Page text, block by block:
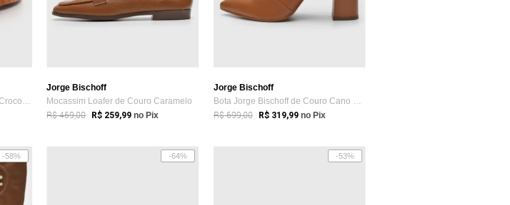
Cinto Feminino Jorge Bischoff Croco Caramelo
Jorge Bischoff
Mocassim Loafer de Couro Caramelo
R$ 469,00 R$ 259,99 no Pix
Jorge Bischoff
Bota Jorge Bischoff de Couro Cano Curto Caramelo
R$ 699,00 R$ 319,99 no Pix
-58% -64% -53%